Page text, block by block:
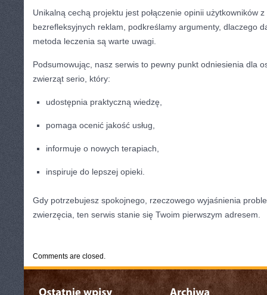
Unikalną cechą projektu jest połączenie opinii użytkowników
bezrefleksyjnych reklam, podkreślamy argumenty, dlaczego
metoda leczenia są warte uwagi.
Podsumowując, nasz serwis to pewny punkt odniesienia dla
zwierząt serio, który:
udostępnia praktyczną wiedzę,
pomaga ocenić jakość usług,
informuje o nowych terapiach,
inspiruje do lepszej opieki.
Gdy potrzebujesz spokojnego, rzeczowego wyjaśnienia
zwierzęcia, ten serwis stanie się Twoim pierwszym adresem.
Comments are closed.